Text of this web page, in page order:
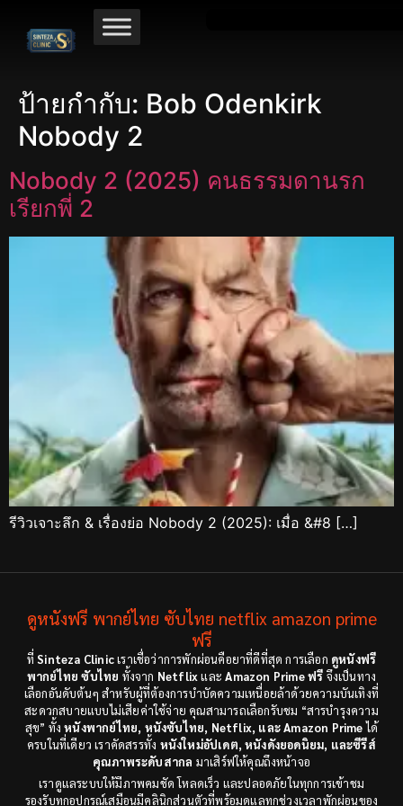
ป้ายกำกับ: Bob Odenkirk
Nobody 2
Nobody 2 (2025) คนธรรมดานรก
เรียกพี่ 2
รีวิวเจาะลึก & เรื่องย่อ Nobody 2 (2025): เมื่อ &#8 […]
ดูหนังฟรี พากย์ไทย ซับไทย netflix amazon prime
ฟรี
ที่Sinteza Clinicเราเชื่อว่าการพักผ่อนคือยาที่ดีที่สุด การเลือก ดูหนังฟรี
พากย์ไทย ซับไทย ทั้งจาก NetflixและAmazon Prime ฟรี จึงเป็นทาง
เลือกอันดับต้นๆ สำหรับผู้ที่ต้องการบำบัดความเหนื่อยล้าด้วยความบันเทิงที่
สะดวกสบายแบบไม่เสียค่าใช้จ่าย คุณสามารถเลือกรับชม “สารบำรุงความ
สุข” ทั้งหนังพากย์ไทย, หนังซับไทย, Netflix, และ Amazon Primeได้
ครบในที่เดียว เราคัดสรรทั้ง หนังใหม่อัปเดต, หนังดังยอดนิยม, และซีรีส์
คุณภาพระดับสากล มาเสิร์ฟให้คุณถึงหน้าจอ
เราดูแลระบบให้มีภาพคมชัด โหลดเร็ว และปลอดภัยในทุกการเข้าชม
รองรับทุกอุปกรณ์เสมือนมีคลินิกส่วนตัวที่พร้อมดูแลทุกช่วงเวลาพักผ่อนของ